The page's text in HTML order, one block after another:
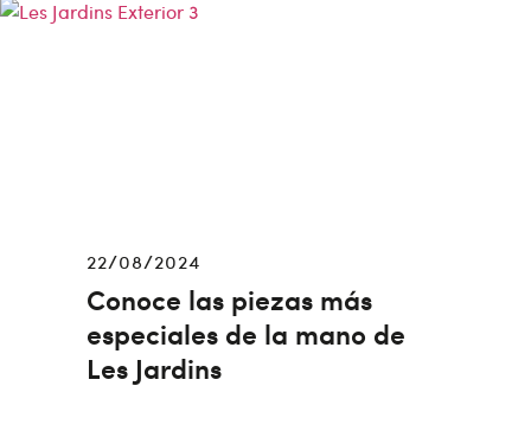
Conoce las piezas más
especiales de la mano de
Les Jardins
22/08/2024